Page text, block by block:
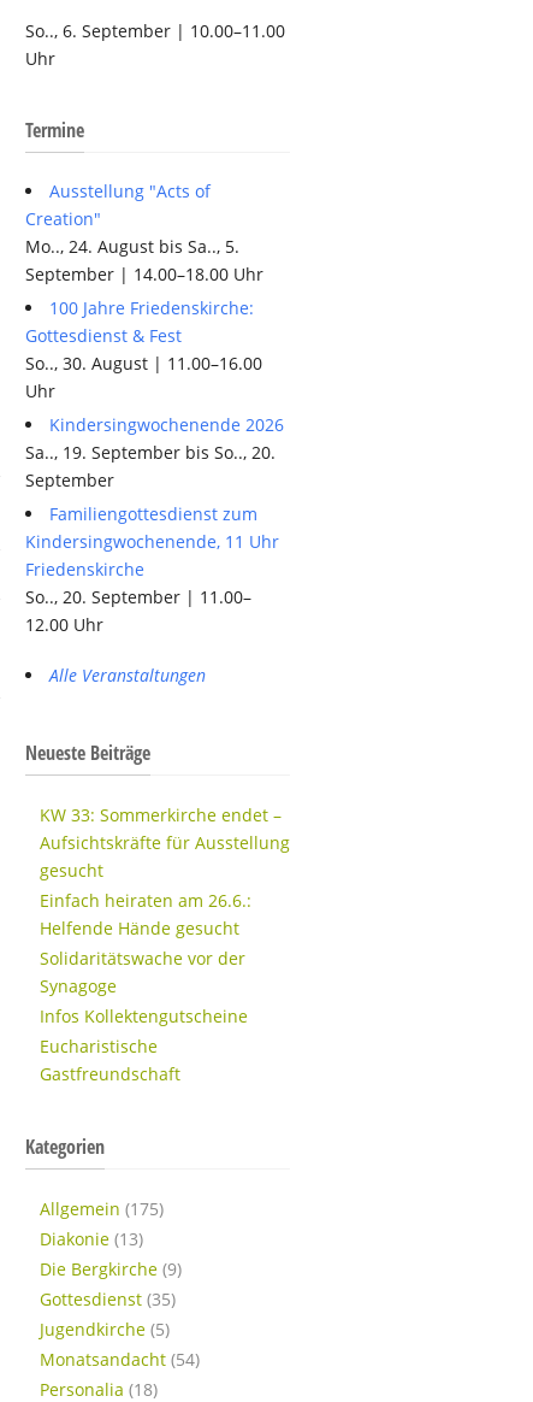
So.., 6. September | 10.00–11.00
Uhr
Termine
Ausstellung "Acts of
Creation"
Mo.., 24. August bis Sa.., 5.
September | 14.00–18.00 Uhr
100 Jahre Friedenskirche:
Gottesdienst & Fest
So.., 30. August | 11.00–16.00
Uhr
Kindersingwochenende 2026
Sa.., 19. September bis So.., 20.
September
Familiengottesdienst zum
Kindersingwochenende, 11 Uhr
Friedenskirche
So.., 20. September | 11.00–
12.00 Uhr
Alle Veranstaltungen
Neueste Beiträge
KW 33: Sommerkirche endet –
Aufsichtskräfte für Ausstellung
gesucht
Einfach heiraten am 26.6.:
Helfende Hände gesucht
Solidaritätswache vor der
Synagoge
Infos Kollektengutscheine
Eucharistische
Gastfreundschaft
Kategorien
Allgemein (175)
Diakonie (13)
Die Bergkirche (9)
Gottesdienst (35)
Jugendkirche (5)
Monatsandacht (54)
Personalia (18)